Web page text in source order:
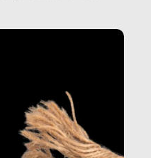
fanno la nostra vita